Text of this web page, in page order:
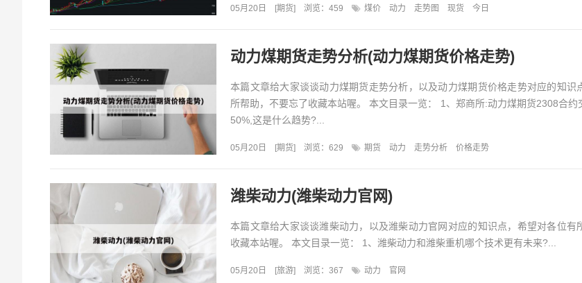
05月20日 [期货] 浏览：459 煤价 动力 走势图 现货 今日
动力煤期货走势分析(动力煤期货价格走势)
本篇文章给大家谈谈动力煤期货走势分析，以及动力煤期货价格走势对应的知识
所帮助，不要忘了收藏本站喔。 本文目录一览： 1、郑商所:动力煤期货2308合约
50%,这是什么趋势?...
05月20日 [期货] 浏览：629 期货 动力 走势分析 价格走势
潍柴动力(潍柴动力官网)
本篇文章给大家谈谈潍柴动力，以及潍柴动力官网对应的知识点，希望对各位有
收藏本站喔。 本文目录一览： 1、潍柴动力和潍柴重机哪个技术更有未来?...
05月20日 [旅游] 浏览：367 动力 官网